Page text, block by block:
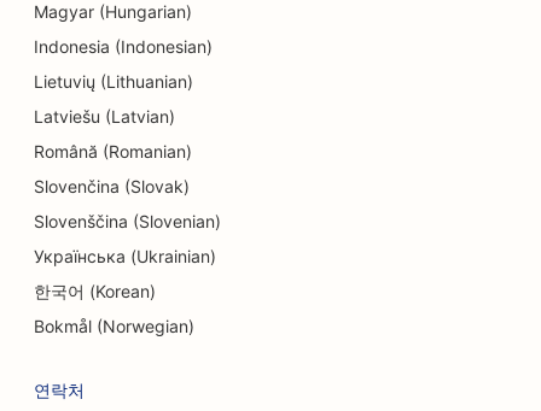
엔터테인먼트 및 레크리에이션을 위한 SEO
방탈출 게임용 SEO
에스닉 레스토랑용 EO
농장에서 식탁까지 레스토랑을 위한 SEO
패밀리 레스토랑을 위한 SEO
재무 설계사를 위한 SEO
패스트푸드 레스토랑을 위한 SEO
Magyar (Hungarian)
Indonesia (Indonesian)
Lietuvių (Lithuanian)
Latviešu (Latvian)
Română (Romanian)
Slovenčina (Slovak)
Slovenščina (Slovenian)
Українська (Ukrainian)
한국어 (Korean)
Bokmål (Norwegian)
연락처